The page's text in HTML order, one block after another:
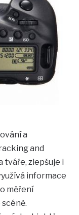
a
and
tváře, zlepšuje i
informace
měření